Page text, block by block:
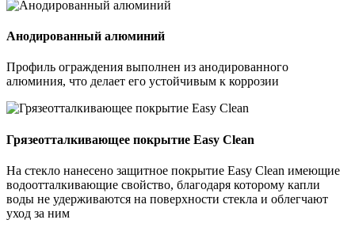
Анодированный алюминий
Профиль ограждения выполнен из анодированного
алюминия, что делает его устойчивым к коррозии
Грязеотталкивающее покрытие Easy Clean
На стекло нанесено защитное покрытие Easy Clean имеющие
водоотталкивающие свойство, благодаря которому капли
воды не удерживаются на поверхности стекла и облегчают
уход за ним